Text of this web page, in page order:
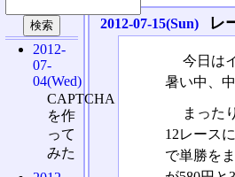
2012-07-15(Sun) レ
今日は
暑い中、
まった
12レース
で単勝を
2012-
07-
04(Wed)
CAPTCHA
を作
って
みた